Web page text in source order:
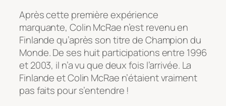
Après cette première expérience
marquante, Colin McRae n’est revenu en
Finlande qu’après son titre de Champion du
Monde. De ses huit participations entre 1996
et 2003, il n’a vu que deux fois l’arrivée. La
Finlande et Colin McRae n’étaient vraiment
pas faits pour s’entendre !